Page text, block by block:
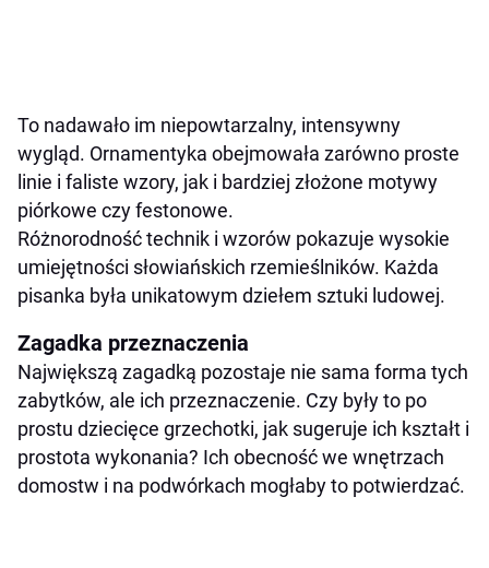
To nadawało im niepowtarzalny, intensywny
wygląd. Ornamentyka obejmowała zarówno proste
linie i faliste wzory, jak i bardziej złożone motywy
piórkowe czy festonowe.
Różnorodność technik i wzorów pokazuje wysokie
umiejętności słowiańskich rzemieślników. Każda
pisanka była unikatowym dziełem sztuki ludowej.
Zagadka przeznaczenia
Największą zagadką pozostaje nie sama forma tych
zabytków, ale ich przeznaczenie. Czy były to po
prostu dziecięce grzechotki, jak sugeruje ich kształt i
prostota wykonania? Ich obecność we wnętrzach
domostw i na podwórkach mogłaby to potwierdzać.